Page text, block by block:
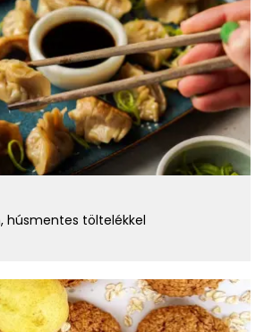
húsmentes töltelékkel